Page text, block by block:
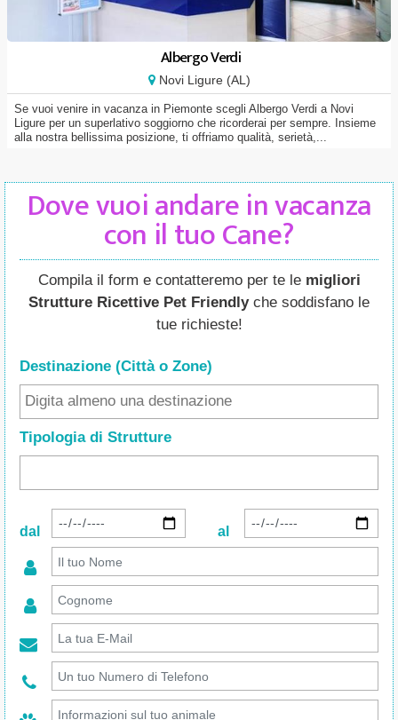
Albergo Verdi
Novi Ligure (AL)
Se vuoi venire in vacanza in Piemonte scegli Albergo Verdi a Novi
Ligure per un superlativo soggiorno che ricorderai per sempre. Insieme
alla nostra bellissima posizione, ti offriamo qualità, serietà,...
Dove vuoi andare in vacanza
con il tuo Cane?
Compila il form e contatteremo per te le migliori
Strutture Ricettive Pet Friendlyche soddisfano le
tue richieste!
Destinazione (Città o Zone)
Tipologia di Strutture
dal al